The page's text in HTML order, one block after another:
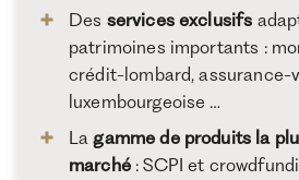
Des services exclusifs
patrimoines importants :
crédit-lombard, assurance-
luxembourgeoise …
Lagamme de produits la
marché: SCPI et